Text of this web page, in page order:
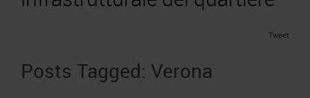
Parità di genere
Accredito Stampa Marmomac 2026
Contatti
Tweet
Posts Tagged: Verona